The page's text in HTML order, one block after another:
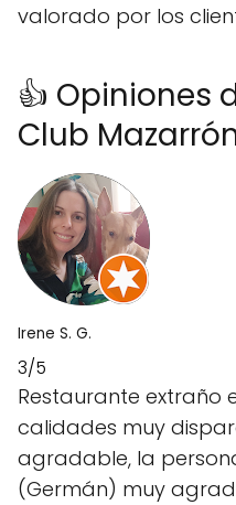
valorado por los
👍 Opiniones
Club
Irene S. G.
3/5
Restaurante extraño
calidades muy
agradable, la
(Germán) muy